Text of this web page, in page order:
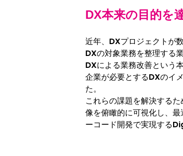
DX本来の目的を
近年、DXプロジェクトが
DXの対象業務を整理する
DXによる業務改善という
企業が必要とするDXのイ
た。
これらの課題を解決する
像を俯瞰的に可視化し、
ーコード開発で実現す